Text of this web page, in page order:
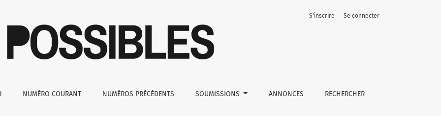
NUMÉRO COURANT NUMÉROS PRÉCÉDENTS SOUMISSIONS ANNONCES RECHERCHER
S'inscrire Se connecter